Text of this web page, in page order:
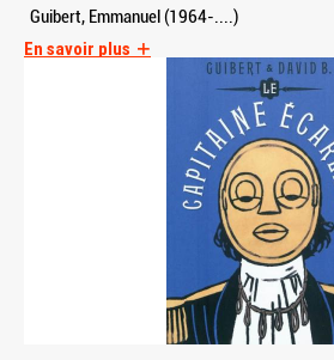
Guibert, Emmanuel (1964-....)
En savoir plus